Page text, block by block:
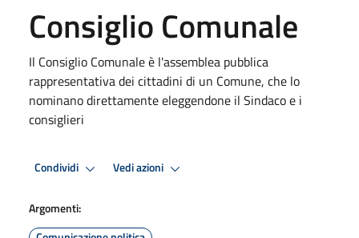
Consiglio Comunale
Il Consiglio Comunale è l'assemblea pubblica
rappresentativa dei cittadini di un Comune, che lo
nominano direttamente eleggendone il Sindaco e i
consiglieri
Condividi Vedi azioni
Argomenti: